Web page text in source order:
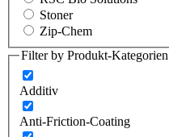
Stoner
Zip-Chem
Filter by Produkt-Kategorien
Additiv
Anti-Friction-Coating